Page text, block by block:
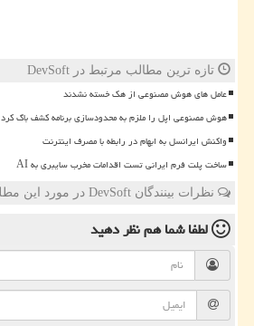
تازه ترین مطالب مرتبط در DevSoft
عامل های هوش مصنوعی از هک خسته نشدند
هوش مصنوعی اپل را ملزم به محدودسازی برنامه کشف باگ کرد
واکنش ایرانسل به ابهام در رابطه با مصرف اینترنت
ساخت پلت فرم ایرانی تست اقدامات مخرب سایبری به AI
نظرات بینندگان DevSoft در مورد این مطلب
لطفا شما همنظر دهید